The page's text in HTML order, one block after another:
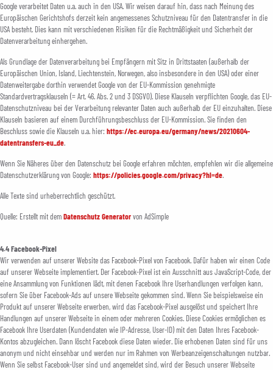
Google verarbeitet Daten u.a. auch in den USA. Wir weisen darauf hin, dass nach Meinung des
Europäischen Gerichtshofs derzeit kein angemessenes Schutzniveau für den Datentransfer in die
USA besteht. Dies kann mit verschiedenen Risiken für die Rechtmäßigkeit und Sicherheit der
Datenverarbeitung einhergehen.
Als Grundlage der Datenverarbeitung bei Empfängern mit Sitz in Drittstaaten (außerhalb der
Europäischen Union, Island, Liechtenstein, Norwegen, also insbesondere in den USA) oder einer
Datenweitergabe dorthin verwendet Google von der EU-Kommission genehmigte
Standardvertragsklauseln (= Art. 46. Abs. 2 und 3 DSGVO). Diese Klauseln verpflichten Google, das EU-
Datenschutzniveau bei der Verarbeitung relevanter Daten auch außerhalb der EU einzuhalten. Diese
Klauseln basieren auf einem Durchführungsbeschluss der EU-Kommission. Sie finden den
Beschluss sowie die Klauseln u.a. hier: https://ec.europa.eu/germany/news/20210604-
datentransfers-eu_de.
Wenn Sie Näheres über den Datenschutz bei Google erfahren möchten, empfehlen wir die allgemeine
Datenschutzerklärung von Google: https://policies.google.com/privacy?hl=de.
Alle Texte sind urheberrechtlich geschützt.
Quelle: Erstellt mit demDatenschutz Generatorvon AdSimple
4.4 Facebook-Pixel
Wir verwenden auf unserer Website das Facebook-Pixel von Facebook. Dafür haben wir einen Code
auf unserer Webseite implementiert. Der Facebook-Pixel ist ein Ausschnitt aus JavaScript-Code, der
eine Ansammlung von Funktionen lädt, mit denen Facebook Ihre Userhandlungen verfolgen kann,
sofern Sie über Facebook-Ads auf unsere Webseite gekommen sind. Wenn Sie beispielsweise ein
Produkt auf unserer Webseite erwerben, wird das Facebook-Pixel ausgelöst und speichert Ihre
Handlungen auf unserer Webseite in einem oder mehreren Cookies. Diese Cookies ermöglichen es
Facebook Ihre Userdaten (Kundendaten wie IP-Adresse, User-ID) mit den Daten Ihres Facebook-
Kontos abzugleichen. Dann löscht Facebook diese Daten wieder. Die erhobenen Daten sind für uns
anonym und nicht einsehbar und werden nur im Rahmen von Werbeanzeigenschaltungen nutzbar.
Wenn Sie selbst Facebook-User sind und angemeldet sind, wird der Besuch unserer Webseite